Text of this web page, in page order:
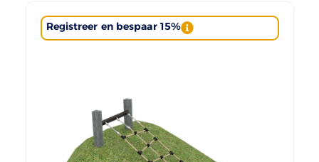
Registreer en bespaar 15%